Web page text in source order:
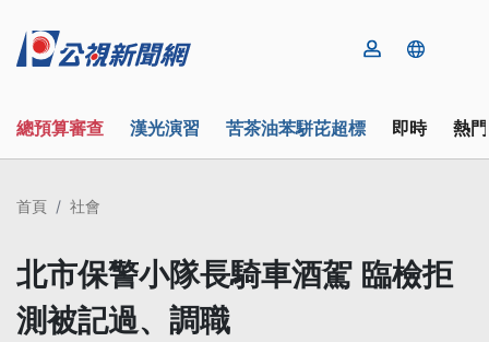
總預算審查 漢光演習 苦茶油苯駢芘超標 即時 熱
首頁 社會
北市保警小隊長騎車酒駕 臨檢拒
測被記過、調職